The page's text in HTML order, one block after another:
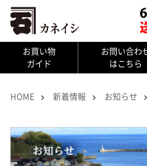
お買い物
ガイド
お問い合わ
はこちら
HOME 新着情報 お知らせ